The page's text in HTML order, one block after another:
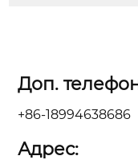
Доп.
+86-18994638686
Адрес: